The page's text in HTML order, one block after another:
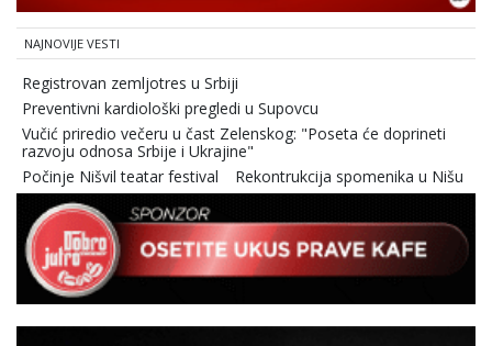
NAJNOVIJE VESTI
Registrovan zemljotres u Srbiji
Preventivni kardiološki pregledi u Supovcu
Vučić priredio večeru u čast Zelenskog: "Poseta će doprineti
razvoju odnosa Srbije i Ukrajine"
Počinje Nišvil teatar festival
Rekontrukcija spomenika u Nišu